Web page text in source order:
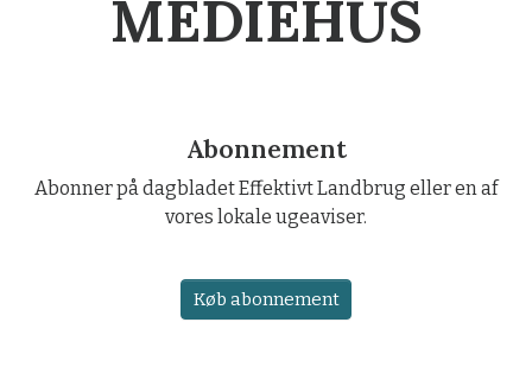
MEDIEHUS
Abonnement
Abonner på dagbladet Effektivt Landbrug eller en af
vores lokale ugeaviser.
Køb abonnement